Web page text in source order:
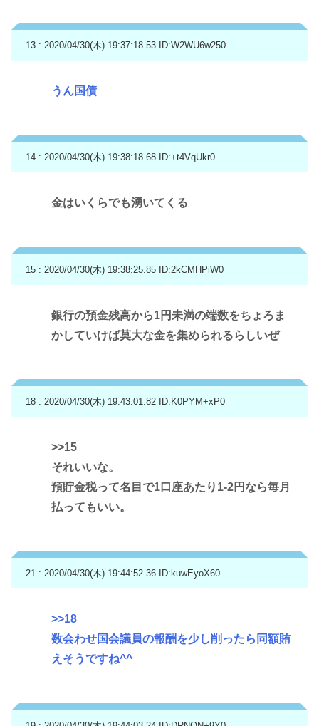
13 : 2020/04/30(木) 19:37:18.53 ID:W2WU6w250
うん国債
14 : 2020/04/30(木) 19:38:18.68 ID:+t4VqUkr0
金はいくらでも湧いてくる
15 : 2020/04/30(木) 19:38:25.85 ID:2kCMHPiW0
銀行の預金残高から1円未満の端数をちょろま
かしていけば莫大な金を集められるらしいぜ
18 : 2020/04/30(木) 19:43:01.82 ID:K0PYM+xP0
>>15
それいいな。
預貯金税って名目で1口座あたり1-2円なら毎月
払ってもいい。
21 : 2020/04/30(木) 19:44:52.36 ID:kuwEyoX60
>>18
数会わせ国会議員の報酬を少し削ったら同額賄
えそうですね^^